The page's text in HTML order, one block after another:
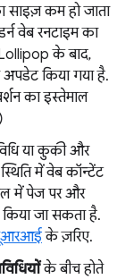
साइज़ कम हो जाता
वेब रनटाइम का
के बाद,
किया गया है.
का इस्तेमाल
या कुकी और
में वेब कॉन्टेंट
में पेज पर और
जा सकता है.
के ज़रिए.
के बीच होते